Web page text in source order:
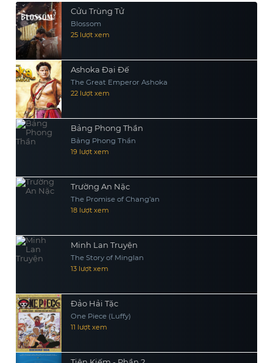
Cửu Trùng Tử
Blossom
25 lượt xem
Ashoka Đại Đế
The Great Emperor Ashoka
22 lượt xem
Bảng Phong Thần
Bảng Phong Thần
19 lượt xem
Trường An Nặc
The Promise of Chang’an
18 lượt xem
Minh Lan Truyện
The Story of Minglan
13 lượt xem
Đảo Hải Tặc
One Piece (Luffy)
11 lượt xem